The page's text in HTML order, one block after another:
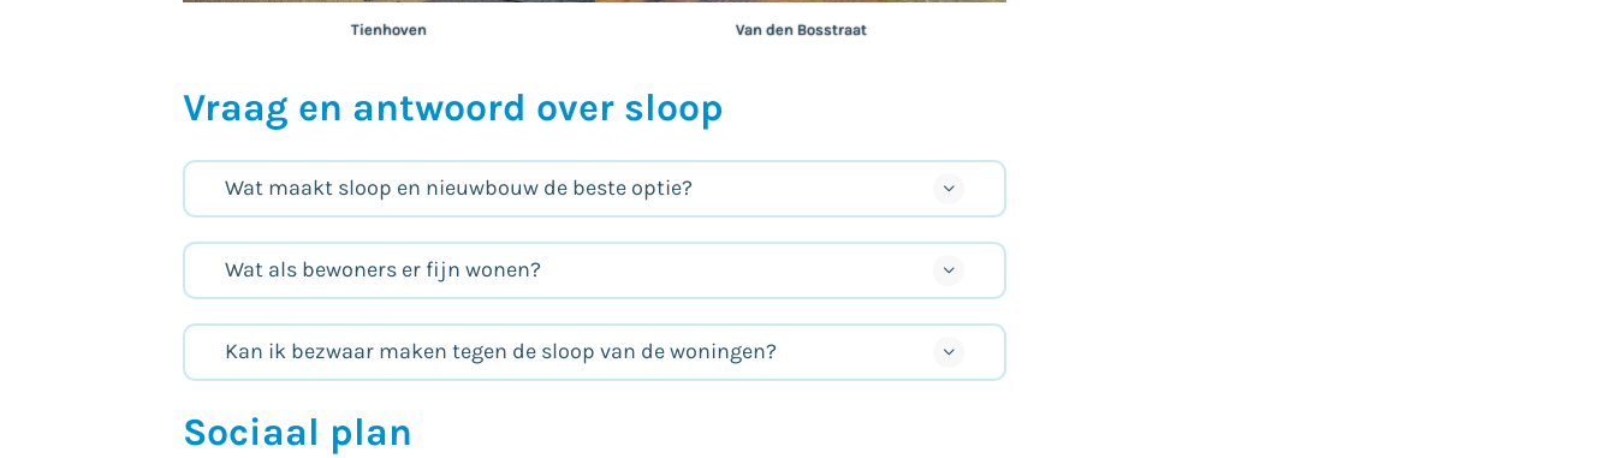
Tienhoven Van den Bosstraat
Vraag en antwoord over sloop
Wat maakt sloop en nieuwbouw de beste optie?
Wat als bewoners er fijn wonen?
Kan ik bezwaar maken tegen de sloop van de woningen?
Sociaal plan